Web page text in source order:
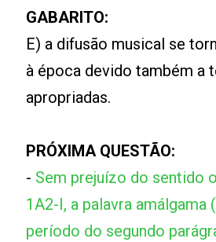
GABARITO:
E) a difusão musical se
à época devido também a
apropriadas.
PRÓXIMA QUESTÃO:
- Sem prejuízo do sentido
1A2-I, a palavra amálgama
período do segundo